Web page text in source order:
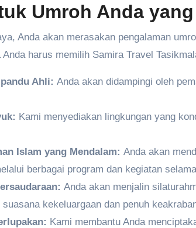
Umroh Anda
Anda akan merasakan pengalaman
harus memilih Samira Travel
Ahli: Anda akan didampingi oleh
Kami menyediakan lingkungan yang
Islam yang Mendalam: Anda akan
berbagai program dan kegiatan
Anda akan menjalin
kekeluargaan dan penuh
Kami membantu Anda